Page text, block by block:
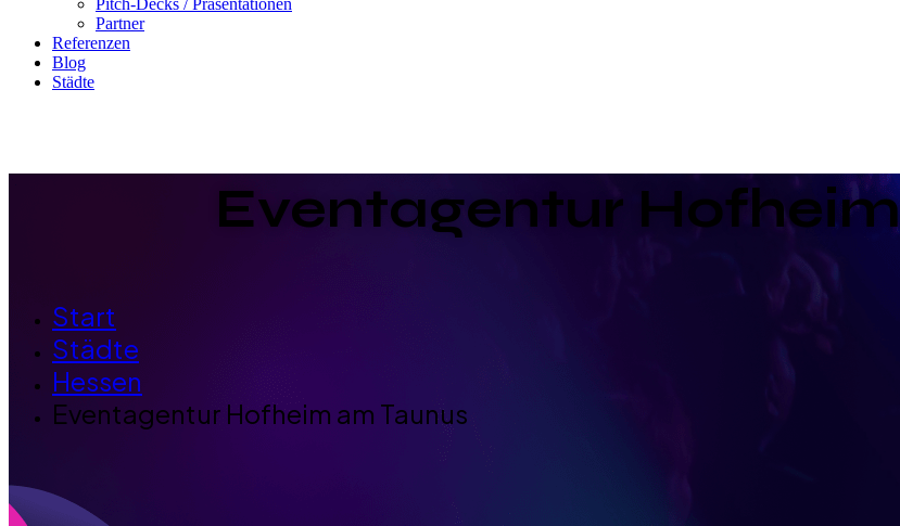
Pitch-Decks / Präsentationen
Partner
Referenzen
Blog
Städte
Eventagentur
Start
Städte
Hessen
Eventagentur Hofheim am Taunus